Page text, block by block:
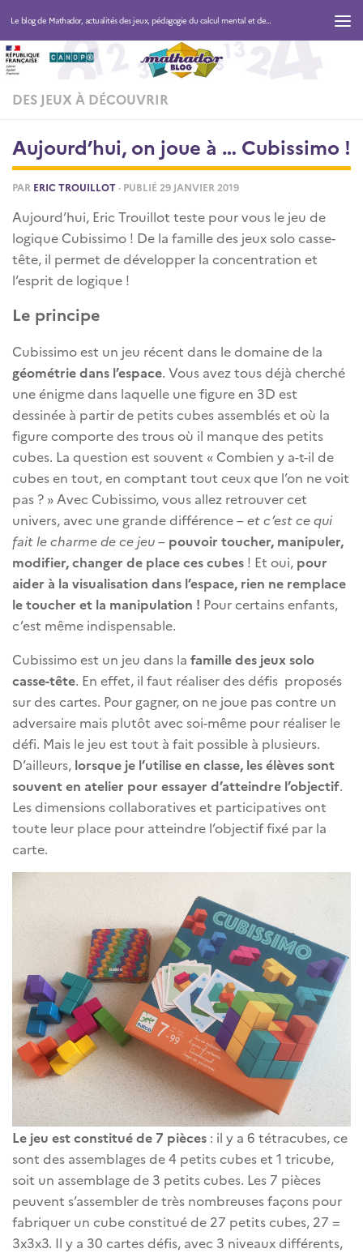
DES JEUX À DÉCOUVRIR
Aujourd’hui, on joue à … Cubissimo !
PAR ERIC TROUILLOT · PUBLIÉ 29 JANVIER 2019
Aujourd’hui, Eric Trouillot teste pour vous le jeu de
logique Cubissimo ! De la famille des jeux solo casse-
tête, il permet de développer la concentration et
l’esprit de logique !
Le principe
Cubissimo est un jeu récent dans le domaine de la
géométrie dans l’espace. Vous avez tous déjà cherché
une énigme dans laquelle une figure en 3D est
dessinée à partir de petits cubes assemblés et où la
figure comporte des trous où il manque des petits
cubes. La question est souvent « Combien y a-t-il de
cubes en tout, en comptant tout ceux que l’on ne voit
pas ? » Avec Cubissimo, vous allez retrouver cet
univers, avec une grande différence –et c’est ce qui
fait le charme de ce jeu– pouvoir toucher, manipuler,
modifier, changer de place ces cubes ! Et oui, pour
aider à la visualisation dans l’espace, rien ne remplace
le toucher et la manipulation ! Pour certains enfants,
c’est même indispensable.
Cubissimo est un jeu dans la famille des jeux solo
casse-tête. En effet, il faut réaliser des défis proposés
sur des cartes. Pour gagner, on ne joue pas contre un
adversaire mais plutôt avec soi-même pour réaliser le
défi. Mais le jeu est tout à fait possible à plusieurs.
D’ailleurs, lorsque je l’utilise en classe, les élèves sont
souvent en atelier pour essayer d’atteindre l’objectif.
Les dimensions collaboratives et participatives ont
toute leur place pour atteindre l’objectif fixé par la
carte.
Le jeu est constitué de 7 pièces : il y a 6 tétracubes, ce
sont des assemblages de 4 petits cubes et 1 tricube,
soit un assemblage de 3 petits cubes. Les 7 pièces
peuvent s’assembler de très nombreuses façons pour
fabriquer un cube constitué de 27 petits cubes, 27 =
3x3x3. Il y a 30 cartes défis, avec 3 niveaux différents,